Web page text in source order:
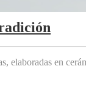
elaboradas en